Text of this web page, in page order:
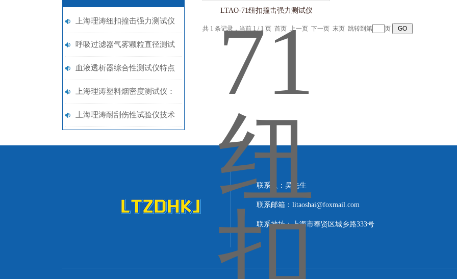
上海理涛纽扣撞击强力测试仪
技术特征
呼吸过滤器气雾颗粒直径测试
仪符合技术要求-上海理涛
血液透析器综合性测试仪特点
与测试-上海理涛
上海理涛塑料烟密度测试仪：
性能稳定，精准评估材料燃烧
上海理涛耐刮伤性试验仪技术
LTAO-71纽扣撞击强力测试仪
共 1 条记录，当前 1 / 1 页 首页 上一页 下一页 末页 跳转到第 页
联系人：吴先生
联系邮箱：litaoshai@foxmail.com
联系地址：上海市奉贤区城乡路333号